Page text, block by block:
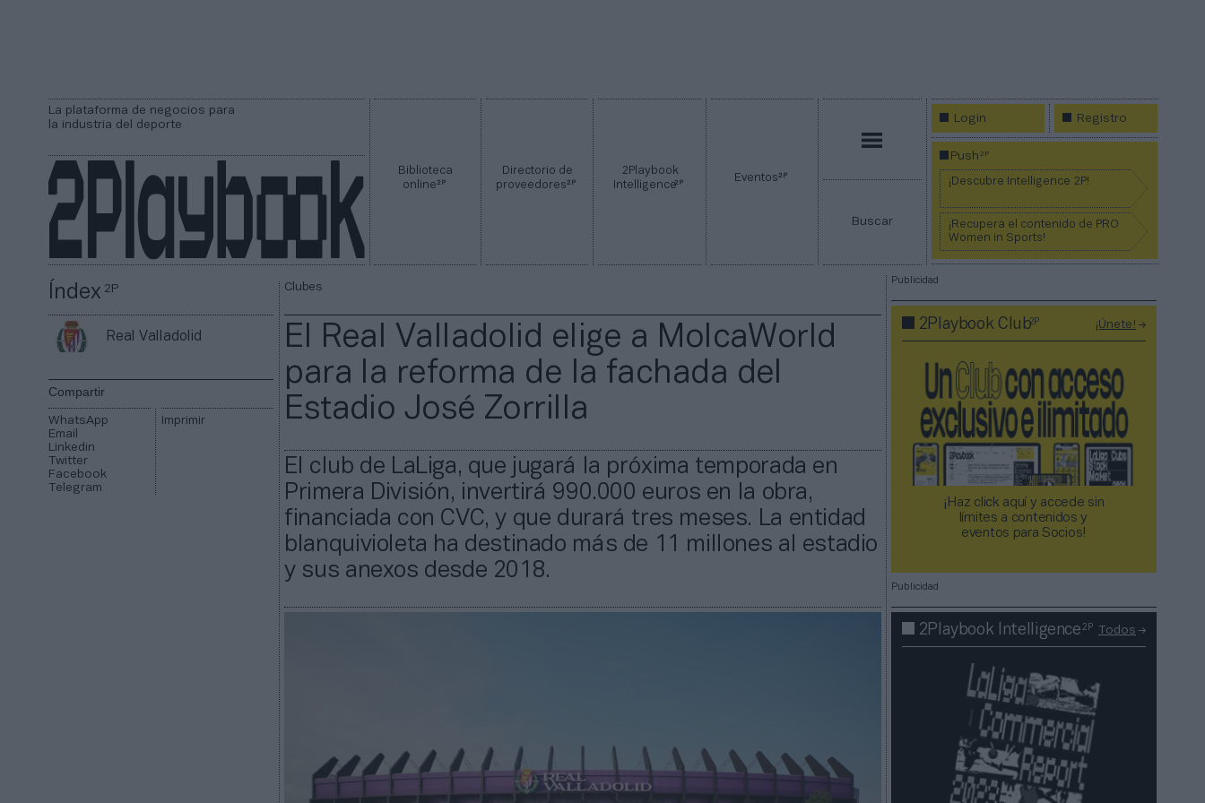
La plataforma de negocios para
la industria del deporte
Biblioteca
online2P
Directorio de
proveedores2P
2Playbook
Intelligence2P Eventos2P
Buscar
Login Registro
Push2P
¡Descubre Intelligence 2P!
¡Recupera el contenido de PRO
Women in Sports!
Índex2P
Real Valladolid
Compartir
WhatsApp
Email
Linkedin
Twitter
Facebook
Telegram
Imprimir
Clubes
El Real Valladolid elige a MolcaWorld
para la reforma de la fachada del
Estadio José Zorrilla
El club de LaLiga, que jugará la próxima temporada en
Primera División, invertirá 990.000 euros en la obra,
financiada con CVC, y que durará tres meses. La entidad
blanquivioleta ha destinado más de 11 millones al estadio
y sus anexos desde 2018.
Publicidad
2Playbook Club2P ¡Únete!
¡Haz click aquí y accede sin
límites a contenidos y
eventos para Socios!​​​​​​​
Publicidad
2Playbook Intelligence2P Todos